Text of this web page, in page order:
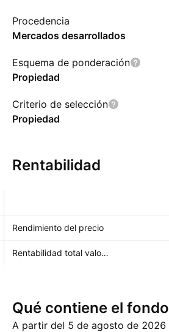
Procedencia
Mercados desarrollados
Esquema de ponderación
Propiedad
Criterio de selección
Propiedad
Rentabilidad
Rendimiento del precio
Rentabilidad total valor liquidativo
Qué contiene el fondo
A partir del 5 de agosto de 2026